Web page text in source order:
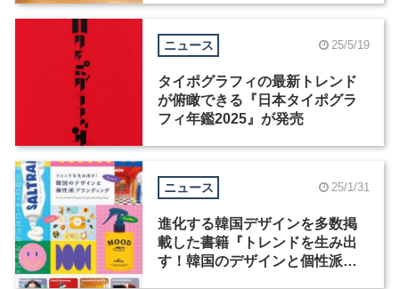
ニュース 25/5/19
タイポグラフィの最新トレンド
が俯瞰できる『日本タイポグラ
フィ年鑑2025』が発売
ニュース 25/1/31
進化する韓国デザインを多数掲
載した書籍『トレンドを生み出
す！韓国のデザインと個性派ブ